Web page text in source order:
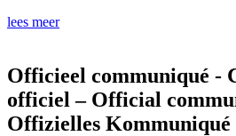
lees meer
Officieel communiqué -
officiel – Official
Offizielles Kommuniqué